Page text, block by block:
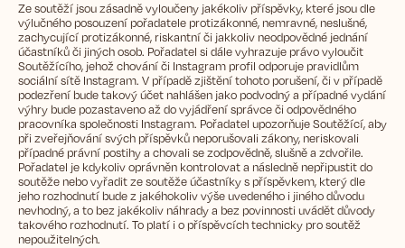
Ze soutěží jsou zásadně vyloučeny jakékoliv příspěvky, které jsou dle
výlučného posouzení pořadatele protizákonné, nemravné, neslušné,
zachycující protizákonné, riskantní či jakkoliv neodpovědné jednání
účastníků či jiných osob. Pořadatel si dále vyhrazuje právo vyloučit
Soutěžícího, jehož chování či Instagram profil odporuje pravidlům
sociální sítě Instagram. V případě zjištění tohoto porušení, či v případě
podezření bude takový účet nahlášen jako podvodný a případné vydání
výhry bude pozastaveno až do vyjádření správce či odpovědného
pracovníka společnosti Instagram. Pořadatel upozorňuje Soutěžící, aby
při zveřejňování svých příspěvků neporušovali zákony, neriskovali
případné právní postihy a chovali se zodpovědně, slušně a zdvořile.
Pořadatel je kdykoliv oprávněn kontrolovat a následně nepřipustit do
soutěže nebo vyřadit ze soutěže účastníky s příspěvkem, který dle
jeho rozhodnutí bude z jakéhokoliv výše uvedeného i jiného důvodu
nevhodný, a to bez jakékoliv náhrady a bez povinnosti uvádět důvody
takového rozhodnutí. To platí i o příspěvcích technicky pro soutěž
nepoužitelných.